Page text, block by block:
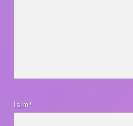
İsim*